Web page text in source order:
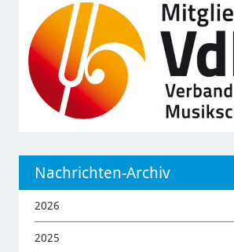
Nachrichten-Archiv
2026
2025